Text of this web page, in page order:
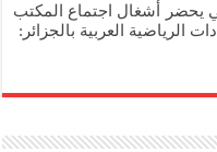
يحضر أشغال اجتماع المكتب
الرياضية العربية بالجزائر: